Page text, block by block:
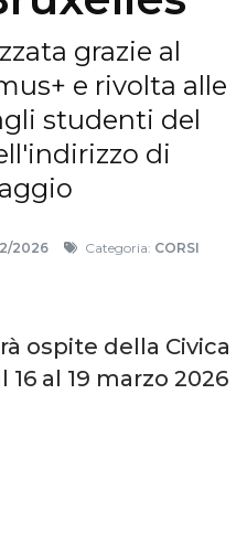
grazie al
e rivolta alle
studenti del
di
2026 Categoria: CORSI
ospite della Civica
al 19 marzo 2026